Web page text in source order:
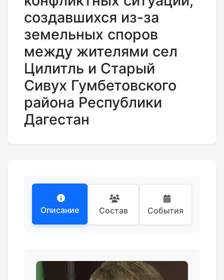
создавшихся из-за
земельных споров
между жителями сел
Цилитль и Старый
Сивух Гумбетовского
района Республики
Дагестан
Описание Состав События